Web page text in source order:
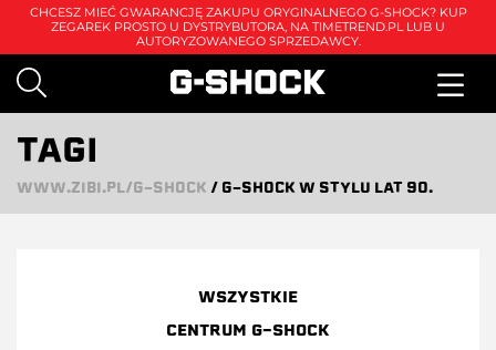
CHCESZ MIEĆ GWARANCJĘ ZAKUPU ORYGINALNEGO G-SHOCK? KUP
ZEGAREK PROSTO U DYSTRYBUTORA, NA TIMETREND.PL LUB U
AUTORYZOWANEGO SPRZEDAWCY.
TAGI
WWW.ZIBI.PL/G-SHOCK / G-SHOCK W STYLU LAT 90.
WSZYSTKIE
CENTRUM G-SHOCK